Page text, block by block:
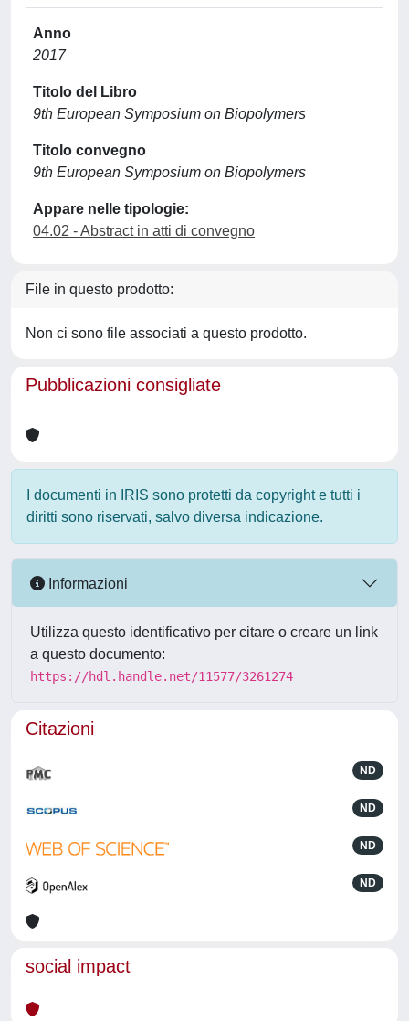
Anno
2017
Titolo del Libro
9th European Symposium on Biopolymers
Titolo convegno
9th European Symposium on Biopolymers
Appare nelle tipologie:
04.02 - Abstract in atti di convegno
File in questo prodotto:
Non ci sono file associati a questo prodotto.
Pubblicazioni consigliate
I documenti in IRIS sono protetti da copyright e tutti i
diritti sono riservati, salvo diversa indicazione.
Informazioni
Utilizza questo identificativo per citare o creare un link
a questo documento:
https://hdl.handle.net/11577/3261274
Citazioni
ND
ND
ND
ND
social impact